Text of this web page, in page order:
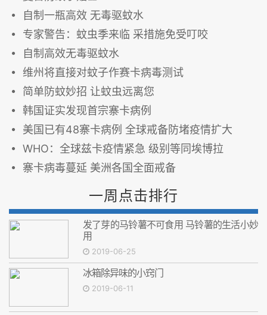
自制一瓶高效 无毒驱蚊水
专家警告：蚊虫季来临 采措施免受叮咬
自制高效无毒驱蚊水
维州将直接对蚊子作赛卡病毒测试
简单防蚊妙招 让蚊虫远离您
韩国证实发现首宗寨卡病例
美国已有48寨卡病例 全球戒备防堵疫情扩大
WHO：全球兹卡疫情紧急 级别等同埃博拉
寨卡病毒蔓延 美洲各国全面戒备
一周点击排行
发了芽的马铃薯不可食用 马铃薯的生活小妙
用
2019-06-25
冰箱除异味的小窍门
2019-06-11